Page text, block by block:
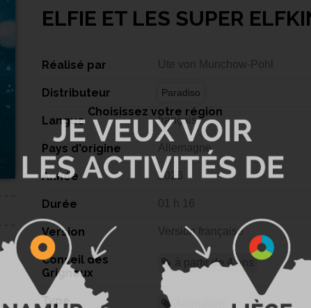
ELFIE ET LES SUPER
Réalisé par Ute von Munchow-Pohl
Distributeur Paradiso
Langue français
Pays d'origine Allemagne
Année 2026
Durée 01 h 16
Version Version française
Conseil des
Grignoux
à partir de 4 ans
Type
Choisissez votre région